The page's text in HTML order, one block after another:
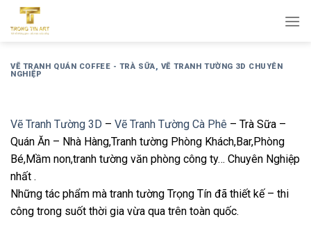
qua
dungVẼ TRANH QUÁN COFFEE - TRÀ SỮA, VẼ TRANH TƯỜNG 3D CHUYÊN
NGHIỆP
Vẽ Tranh Tường 3D – Vẽ Tranh Tường Cà Phê – Trà Sữa –
Quán Ăn – Nhà Hàng,Tranh tường Phòng Khách,Bar,Phòng
Bé,Mầm non,tranh tường văn phòng công ty… Chuyên Nghiệp
nhất .
Những tác phẩm mà tranh tường Trọng Tín đã thiết kế – thi
công trong suốt thời gia vừa qua trên toàn quốc.